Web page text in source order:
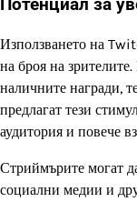
Потенциал за
Използването на
на броя на
наличните награди,
предлагат тези
аудитория и повече
Стриймърите могат
социални медии и